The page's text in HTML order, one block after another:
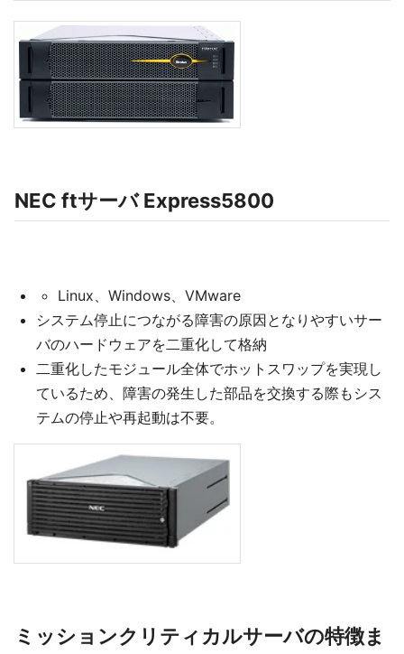
NEC ftサーバ Express5800
Linux、Windows、VMware
システム停止につながる障害の原因となりやすいサー
バのハードウェアを二重化して格納
二重化したモジュール全体でホットスワップを実現し
ているため、障害の発生した部品を交換する際もシス
テムの停止や再起動は不要。
ミッションクリティカルサーバの特徴ま